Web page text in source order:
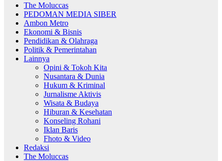
The Moluccas
PEDOMAN MEDIA SIBER
Ambon Metro
Ekonomi & Bisnis
Pendidikan & Olahraga
Politik & Pemerintahan
Lainnya
Opini & Tokoh Kita
Nusantara & Dunia
Hukum & Kriminal
Jurnalisme Aktivis
Wisata & Budaya
Hiburan & Kesehatan
Konseling Rohani
Iklan Baris
Fhoto & Video
Redaksi
The Moluccas